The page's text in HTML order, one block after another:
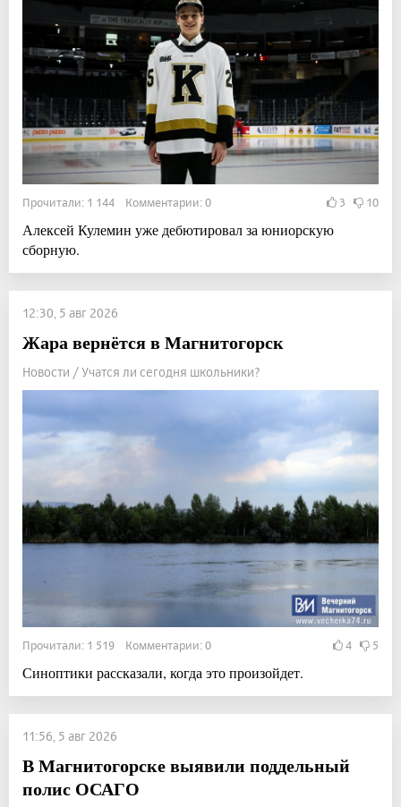
Прочитали: 1 144 Комментарии: 0 3 10
Алексей Кулемин уже дебютировал за юниорскую
сборную.
12:30, 5 авг 2026
Жара вернётся в Магнитогорск
Новости / Учатся ли сегодня школьники?
Прочитали: 1 519 Комментарии: 0 4 5
Синоптики рассказали, когда это произойдет.
11:56, 5 авг 2026
В Магнитогорске выявили поддельный
полис ОСАГО